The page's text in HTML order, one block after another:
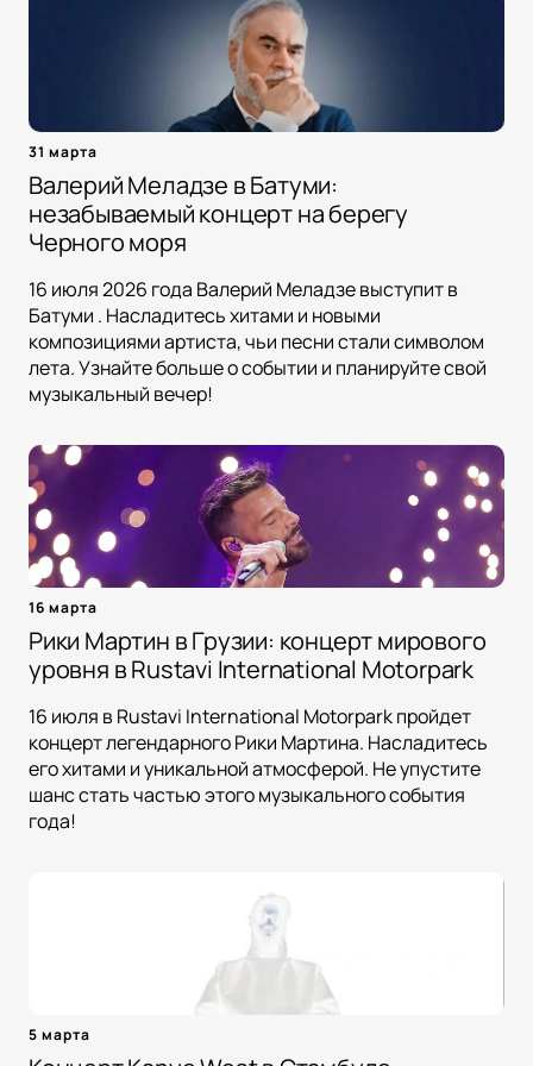
31 марта
Валерий Меладзе в Батуми:
незабываемый концерт на берегу
Черного моря
16 июля 2026 года Валерий Меладзе выступит в
Батуми . Насладитесь хитами и новыми
композициями артиста, чьи песни стали символом
лета. Узнайте больше о событии и планируйте свой
музыкальный вечер!
16 марта
Рики Мартин в Грузии: концерт мирового
уровня в Rustavi International Motorpark
16 июля в Rustavi International Motorpark пройдет
концерт легендарного Рики Мартина. Насладитесь
его хитами и уникальной атмосферой. Не упустите
шанс стать частью этого музыкального события
года!
5 марта